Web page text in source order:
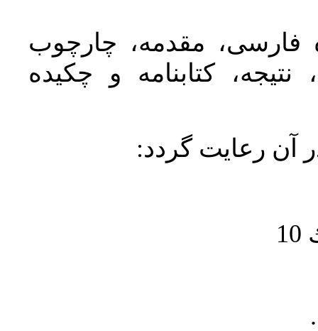
فارسی، مقدمه، چارچوب
کتابنامه و چکیده
آن رعايت گردد: